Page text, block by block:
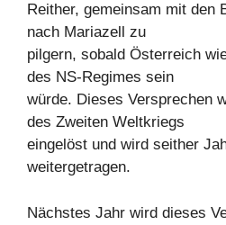
Reither, gemeinsam mit den
nach Mariazell zu
pilgern, sobald Österreich
des NS-Regimes sein
würde. Dieses Versprechen
des Zweiten Weltkriegs
eingelöst und wird seither
weitergetragen.
Nächstes Jahr wird dieses